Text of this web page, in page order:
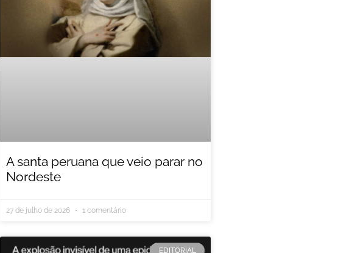
A santa peruana que veio parar no
Nordeste
27 de julho de 2026 1 comentário
EDITORIAL